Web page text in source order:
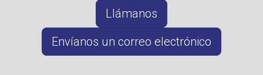
Llámanos
Envíanos un correo electrónico